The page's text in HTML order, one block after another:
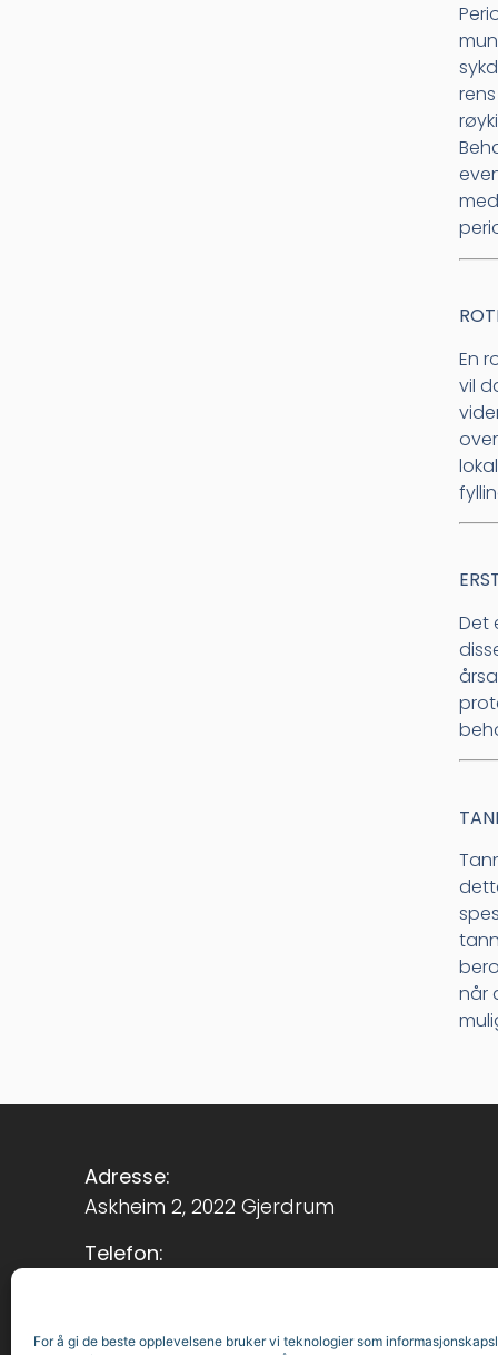
For å gi de beste opplevelsene bruker vi teknologier som
En
vil
Det
når
Adresse:
Askheim 2, 2022 Gjerdrum
Telefon: